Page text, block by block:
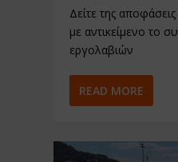
Δείτε της
με αντικείμενο το
εργολαβιών
READ MORE